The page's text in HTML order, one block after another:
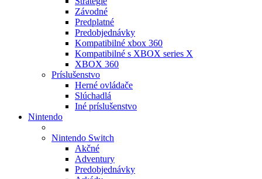
Závodné
Predplatné
Predobjednávky
Kompatibilné xbox 360
Kompatibilné s XBOX series X
XBOX 360
Príslušenstvo
Herné ovládače
Slúchadlá
Iné príslušenstvo
Nintendo
Nintendo Switch
Akčné
Adventury
Predobjednávky